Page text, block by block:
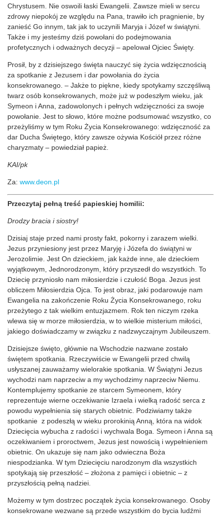
Chrystusem. Nie oswoili łaski Ewangelii. Zawsze mieli w sercu
zdrowy niepokój ze względu na Pana, trawiło ich pragnienie, by
zanieść Go innym, tak jak to uczynili Maryja i Józef w świątyni.
Także i my jesteśmy dziś powołani do podejmowania
profetycznych i odważnych decyzji – apelował Ojciec Święty.
Prosił, by z dzisiejszego święta nauczyć się życia wdzięcznością
za spotkanie z Jezusem i dar powołania do życia
konsekrowanego. – Jakże to piękne, kiedy spotykamy szczęśliwą
twarz osób konsekrowanych, może już w podeszłym wieku, jak
Symeon i Anna, zadowolonych i pełnych wdzięczności za swoje
powołanie. Jest to słowo, które możne podsumować wszystko, co
przeżyliśmy w tym Roku Życia Konsekrowanego: wdzięczność za
dar Ducha Świętego, który zawsze ożywia Kościół przez różne
charyzmaty – powiedział papież.
KAI/pk
Za: www.deon.pl
Przeczytaj pełną treść papieskiej homilii:
Drodzy bracia i siostry!
Dzisiaj staje przed nami prosty fakt, pokorny i zarazem wielki.
Jezus przyniesiony jest przez Maryję i Józefa do świątyni w
Jerozolimie. Jest On dzieckiem, jak każde inne, ale dzieckiem
wyjątkowym, Jednorodzonym, który przyszedł do wszystkich. To
Dziecię przyniosło nam miłosierdzie i czułość Boga. Jezus jest
obliczem Miłosierdzia Ojca. To jest obraz, jaki podarowuje nam
Ewangelia na zakończenie Roku Życia Konsekrowanego, roku
przeżytego z tak wielkim entuzjazmem. Rok ten niczym rzeka
wlewa się w morze miłosierdzia, w to wielkie misterium miłości,
jakiego doświadczamy w związku z nadzwyczajnym Jubileuszem.
Dzisiejsze święto, głównie na Wschodzie nazwane zostało
świętem spotkania. Rzeczywiście w Ewangelii przed chwilą
usłyszanej zauważamy wielorakie spotkania. W Świątyni Jezus
wychodzi nam naprzeciw a my wychodzimy naprzeciw Niemu.
Kontemplujemy spotkanie ze starcem Symeonem, który
reprezentuje wierne oczekiwanie Izraela i wielką radość serca z
powodu wypełnienia się starych obietnic. Podziwiamy także
spotkanie z podeszłą w wieku prorokinią Anną, która na widok
Dziecięcia wybucha z radości i wychwala Boga. Symeon i Anna są
oczekiwaniem i proroctwem, Jezus jest nowością i wypełnieniem
obietnic. On ukazuje się nam jako odwieczna Boża
niespodzianka. W tym Dziecięciu narodzonym dla wszystkich
spotykają się przeszłość – złożona z pamięci i obietnic – z
przyszłością pełną nadziei.
Możemy w tym dostrzec początek życia konsekrowanego. Osoby
konsekrowane wezwane są przede wszystkim do bycia ludźmi